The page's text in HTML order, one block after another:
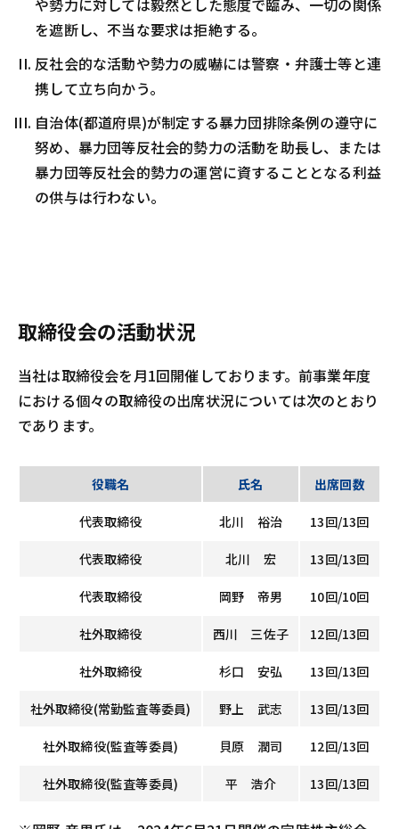
や勢力に対しては毅然とした態度で臨み、一切の関係
を遮断し、不当な要求は拒絶する。
反社会的な活動や勢力の威嚇には警察・弁護士等と連
携して立ち向かう。
自治体(都道府県)が制定する暴力団排除条例の遵守に
努め、暴力団等反社会的勢力の活動を助長し、または
暴力団等反社会的勢力の運営に資することとなる利益
の供与は行わない。
取締役会の活動状況
当社は取締役会を月1回開催しております。前事業年度
における個々の取締役の出席状況については次のとおり
であります。
役職名 氏名 出席回数
代表取締役 北川 裕治 13回/13回
代表取締役 北川 宏 13回/13回
代表取締役 岡野 帝男 10回/10回
社外取締役 西川 三佐子 12回/13回
社外取締役 杉口 安弘 13回/13回
社外取締役(常勤監査等委員) 野上 武志 13回/13回
社外取締役(監査等委員) 貝原 潤司 12回/13回
社外取締役(監査等委員) 平 浩介 13回/13回